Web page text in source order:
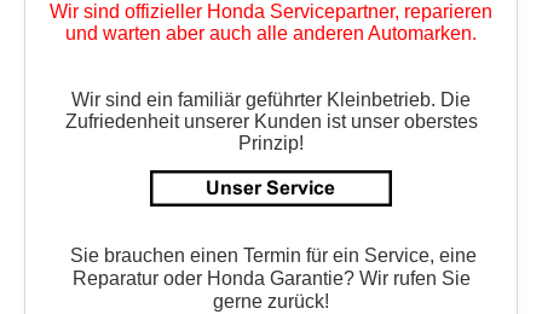
Wir sind offizieller Honda Servicepartner, reparieren
und warten aber auch alle anderen Automarken.
Wir sind ein familiär geführter Kleinbetrieb. Die
Zufriedenheit unserer Kunden ist unser oberstes
Prinzip!
Sie brauchen einen Termin für ein Service, eine
Reparatur oder Honda Garantie? Wir rufen Sie
gerne zurück!